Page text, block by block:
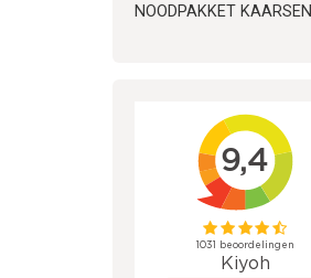
NOODPAKKET KAARSEN